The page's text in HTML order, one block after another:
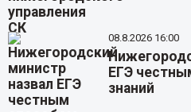
08.8.2026 16:00
ЕГЭ
знаний